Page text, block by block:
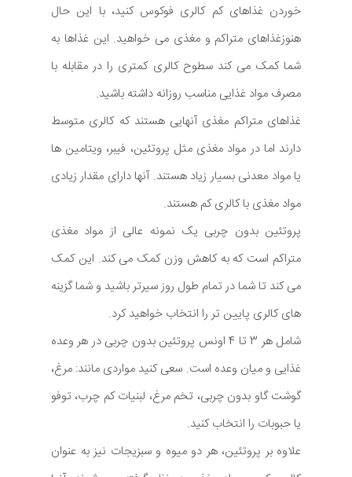
خوردن غذاهای کم کالری فوکوس کنید، با این حال
هنوزغذاهای متراکم و مغذی می خواهید. این غذاها به
شما کمک می کند سطوح کالری کمتری را در مقابله با
مصرف مواد غذایی مناسب روزانه داشته باشید.
غذاهای متراکم مغذی آنهایی هستند که کالری متوسط
دارند اما در مواد مغذی مثل پروتئین، فیبر، ویتامین ها
یا مواد معدنی بسیار زیاد هستند. آنها دارای مقدار زیادی
مواد مغذی با کالری کم هستند.
پروتئین بدون چربی یک نمونه عالی از مواد مغذی
متراکم است که به کاهش وزن کمک می کند. این کمک
می کند تا شما در تمام طول روز سیرتر باشید و شما گزینه
های کالری پایین تر را انتخاب خواهید کرد.
شامل هر 3 تا 4 اونس پروتئین بدون چربی در هر وعده
غذایی و میان وعده است. سعی کنید مواردی مانند: مرغ،
گوشت گاو بدون چربی، تخم مرغ، لبنیات کم چرب، توفو
یا حبوبات را انتخاب کنید.
علاوه بر پروتئین، هر دو میوه و سبزیجات نیز به عنوان